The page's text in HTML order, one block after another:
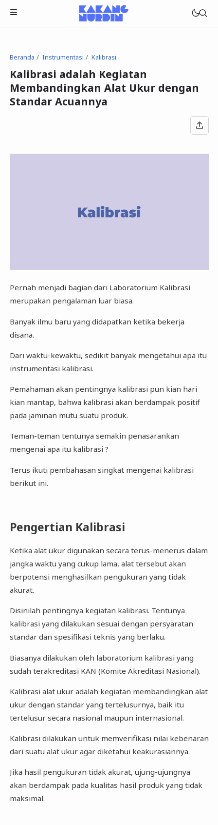
Beranda Instrumentasi Kalibrasi
Kalibrasi adalah Kegiatan
Membandingkan Alat Ukur dengan
Standar Acuannya
Pernah menjadi bagian dari Laboratorium Kalibrasi
merupakan pengalaman luar biasa.
Banyak ilmu baru yang didapatkan ketika bekerja
disana.
Dari waktu-kewaktu, sedikit banyak mengetahui apa itu
instrumentasi kalibrasi.
Pemahaman akan pentingnya kalibrasi pun kian hari
kian mantap, bahwa kalibrasi akan berdampak positif
pada jaminan mutu suatu produk.
Teman-teman tentunya semakin penasarankan
mengenai apa itu kalibrasi ?
Terus ikuti pembahasan singkat mengenai kalibrasi
berikut ini.
Pengertian Kalibrasi
Ketika alat ukur digunakan secara terus-menerus dalam
jangka waktu yang cukup lama, alat tersebut akan
berpotensi menghasilkan pengukuran yang tidak
akurat.
Disinilah pentingnya kegiatan kalibrasi. Tentunya
kalibrasi yang dilakukan sesuai dengan persyaratan
standar dan spesifikasi teknis yang berlaku.
Biasanya dilakukan oleh laboratorium kalibrasi yang
sudah terakreditasi KAN (Komite Akreditasi Nasional).
Kalibrasi alat ukur adalah kegiatan membandingkan alat
ukur dengan standar yang tertelusurnya, baik itu
tertelusur secara nasional maupun internasional.
Kalibrasi dilakukan untuk memverifikasi nilai kebenaran
dari suatu alat ukur agar diketahui keakurasiannya.
Jika hasil pengukuran tidak akurat, ujung-ujungnya
akan berdampak pada kualitas hasil produk yang tidak
maksimal.